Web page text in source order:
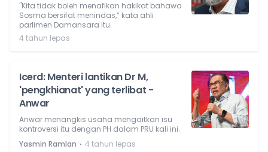
"Kita tidak boleh menafikan hakikat bahawa
Sosma bersifat menindas,” kata ahli
parlimen Damansara itu.
4 tahun lepas
Icerd: Menteri lantikan Dr M,
'pengkhianat' yang terlibat -
Anwar
Anwar menangkis usaha mengaitkan isu
kontroversi itu dengan PH dalam PRU kali ini.
Yasmin Ramlan ⋅ 4 tahun lepas